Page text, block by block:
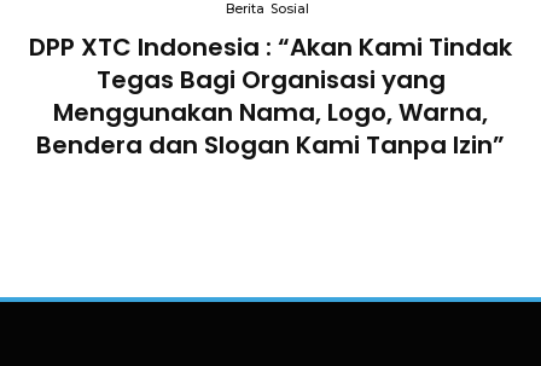
Berita Sosial
DPP XTC Indonesia : “Akan Kami Tindak
Tegas Bagi Organisasi yang
Menggunakan Nama, Logo, Warna,
Bendera dan Slogan Kami Tanpa Izin”